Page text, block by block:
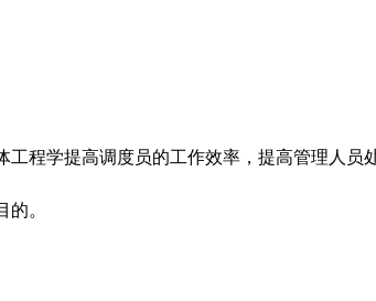
学提高调度员的工作效率，提高管理人员
。